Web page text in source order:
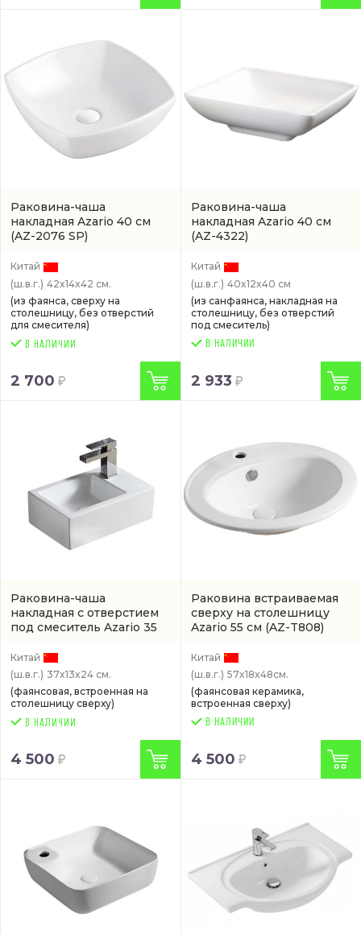
Раковина-чаша
накладная Azario 40 см
(AZ-2076 SP)
Китай
(ш.в.г.) 42x14x42 см.
(из фаянса, сверху на
столешницу, без отверстий
для смесителя)
2 700
Раковина-чаша
накладная Azario 40 см
(AZ-4322)
Китай
(ш.в.г.) 40x12x40 см
(из санфаянса, накладная на
столешницу, без отверстий
под смеситель)
В НАЛИЧИИ
2 933
Раковина-чаша
накладная с отверстием
под смеситель Azario 35
Китай
(ш.в.г.) 37x13x24 см.
(фаянсовая, встроенная на
столешницу сверху)
4 500
Раковина встраиваемая
сверху на столешницу
Azario 55 см (AZ-T808)
Китай
(ш.в.г.) 57x18x48см.
(фаянсовая керамика,
встроенная сверху)
В НАЛИЧИИ
4 500